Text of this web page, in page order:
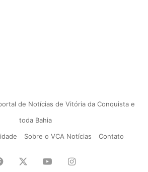
de Notícias de Vitória da Conquista e
toda Bahia
Sobre o VCA Notícias Contato
Facebook YouTubeInstagram